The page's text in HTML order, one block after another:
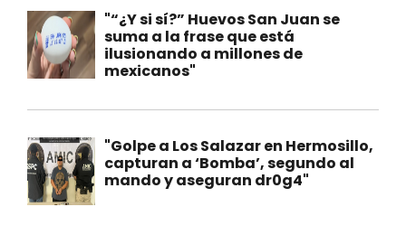
"“¿Y si sí?” Huevos San Juan se
suma a la frase que está
ilusionando a millones de
mexicanos"
"Golpe a Los Salazar en Hermosillo,
capturan a ‘Bomba’, segundo al
mando y aseguran dr0g4"